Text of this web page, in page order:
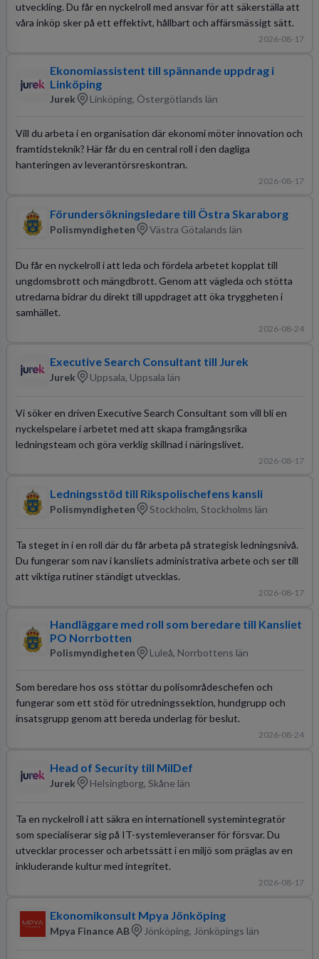
utveckling. Du får en nyckelroll med ansvar för att säkerställa att
våra inköp sker på ett effektivt, hållbart och affärsmässigt sätt.
2026-08-17
Ekonomiassistent till spännande uppdrag i
Linköping
Jurek Linköping, Östergötlands län
Vill du arbeta i en organisation där ekonomi möter innovation och
framtidsteknik? Här får du en central roll i den dagliga
hanteringen av leverantörsreskontran.
2026-08-17
Förundersökningsledare till Östra Skaraborg
Polismyndigheten Västra Götalands län
Du får en nyckelroll i att leda och fördela arbetet kopplat till
ungdomsbrott och mängdbrott. Genom att vägleda och stötta
utredarna bidrar du direkt till uppdraget att öka tryggheten i
samhället.
2026-08-24
Executive Search Consultant till Jurek
Jurek Uppsala, Uppsala län
Vi söker en driven Executive Search Consultant som vill bli en
nyckelspelare i arbetet med att skapa framgångsrika
ledningsteam och göra verklig skillnad i näringslivet.
2026-08-17
Ledningsstöd till Rikspolischefens kansli
Polismyndigheten Stockholm, Stockholms län
Ta steget in i en roll där du får arbeta på strategisk ledningsnivå.
Du fungerar som nav i kansliets administrativa arbete och ser till
att viktiga rutiner ständigt utvecklas.
2026-08-17
Handläggare med roll som beredare till Kansliet
PO Norrbotten
Polismyndigheten Luleå, Norrbottens län
Som beredare hos oss stöttar du polisområdeschefen och
fungerar som ett stöd för utredningssektion, hundgrupp och
insatsgrupp genom att bereda underlag för beslut.
2026-08-24
Head of Security till MilDef
Jurek Helsingborg, Skåne län
Ta en nyckelroll i att säkra en internationell systemintegratör
som specialiserar sig på IT-systemleveranser för försvar. Du
utvecklar processer och arbetssätt i en miljö som präglas av en
inkluderande kultur med integritet.
2026-08-17
Ekonomikonsult Mpya Jönköping
Mpya Finance AB Jönköping, Jönköpings län